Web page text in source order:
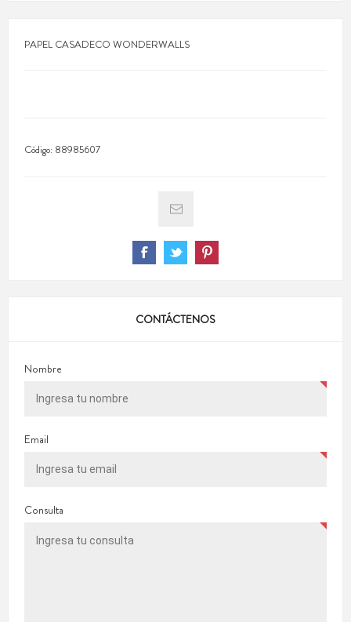
PAPEL CASADECO WONDERWALLS
Código: 88985607
CONTÁCTENOS
Nombre
Email
Consulta